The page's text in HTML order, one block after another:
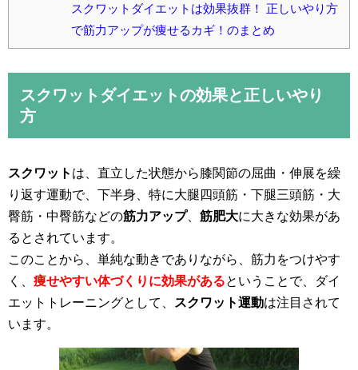
スクワットダイエットは効果抜群！ 正しいやり方
で筋力アップが痩せるカギ！のまとめ
スクワットダイエットの効果と正しいやり
方
スクワット は、直立した状態から膝関節の屈曲・伸展を繰
り返す運動で、下半身、特に大腿四頭筋・下腿三頭筋・大
臀筋・中臀筋などの筋力アップ、 筋肥大に大きな効果があ
るとされています。
このことから、単純な動きでありながら、筋力をつけやす
く、 痩せやすい体づくりに効果があるということで、ダイ
エットトレーニングとして、 スクワット運動は注目されて
います。